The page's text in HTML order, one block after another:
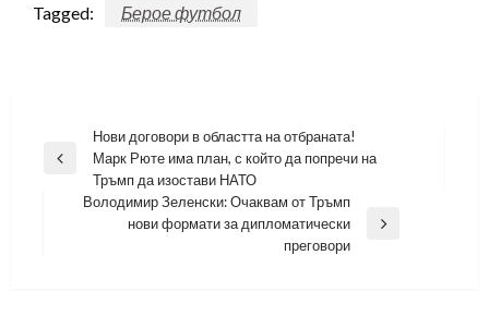
Tagged: Берое футбол
Навигация
Previous
Нови договори в областта на отбраната!
Марк Рюте има план, с който да попречи на
Тръмп да изостави НАТО
Володимир Зеленски: Очаквам от Тръмп
нови формати за дипломатически
преговори